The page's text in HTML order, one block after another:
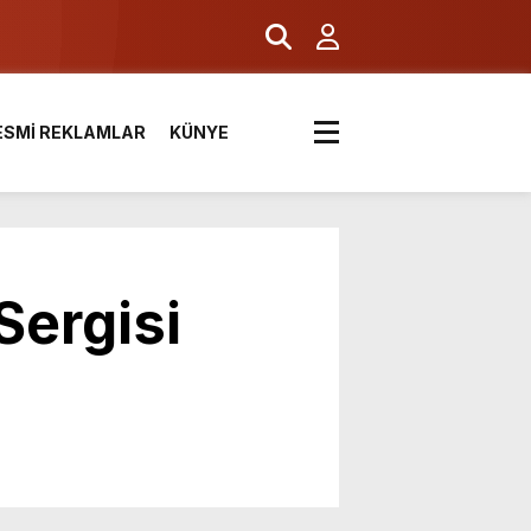
REKLAMLAR KÜNYE